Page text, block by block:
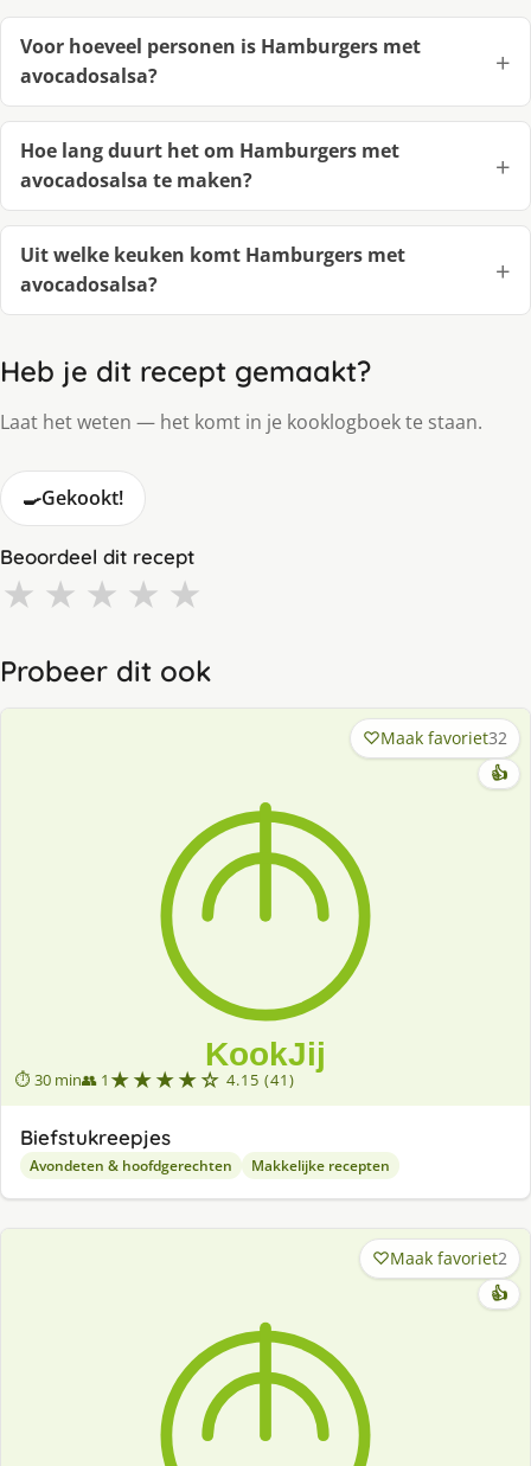
Voor hoeveel personen is Hamburgers met
avocadosalsa?
Hoe lang duurt het om Hamburgers met
avocadosalsa te maken?
Uit welke keuken komt Hamburgers met
avocadosalsa?
Heb je dit recept gemaakt?
Laat het weten — het komt in je kooklogboek te staan.
🍳Gekookt!
Beoordeel dit recept
★ ★ ★ ★ ★
Probeer dit ook
⏱ 30 min👥 1 ★★★★☆ 4.15 (41)
Maak favoriet32
👍
Biefstukreepjes
Avondeten & hoofdgerechten Makkelijke recepten
Maak favoriet2
👍